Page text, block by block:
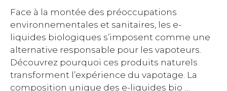
Face à la montée des préoccupations
environnementales et sanitaires, les e-
liquides biologiques s’imposent comme une
alternative responsable pour les vapoteurs.
Découvrez pourquoi ces produits naturels
transforment l’expérience du vapotage. La
composition unique des e-liquides bio …